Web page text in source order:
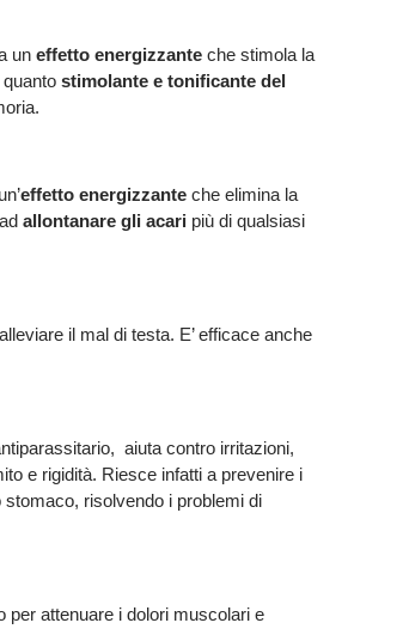
un effetto energizzante che stimola la
stimolante e tonificante del
effetto energizzanteche elimina la
allontanare gli acari più di qualsiasi
il mal di testa. E’ efficace anche
aiuta contro irritazioni,
e rigidità. Riesce infatti a prevenire i
stomaco, risolvendo i problemi di
attenuare i dolori muscolari e